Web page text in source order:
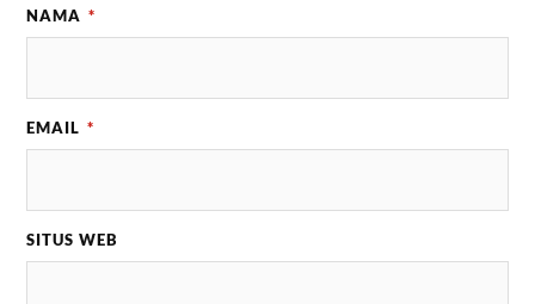
NAMA *
EMAIL *
SITUS WEB